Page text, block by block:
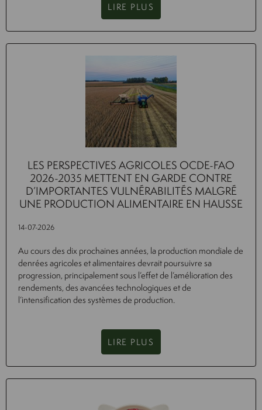
LIRE PLUS
LES PERSPECTIVES AGRICOLES OCDE-FAO
2026-2035 METTENT EN GARDE CONTRE
D’IMPORTANTES VULNÉRABILITÉS MALGRÉ
UNE PRODUCTION ALIMENTAIRE EN HAUSSE
14-07-2026
Au cours des dix prochaines années, la production mondiale de
denrées agricoles et alimentaires devrait poursuivre sa
progression, principalement sous l’effet de l’amélioration des
rendements, des avancées technologiques et de
l’intensification des systèmes de production.
LIRE PLUS